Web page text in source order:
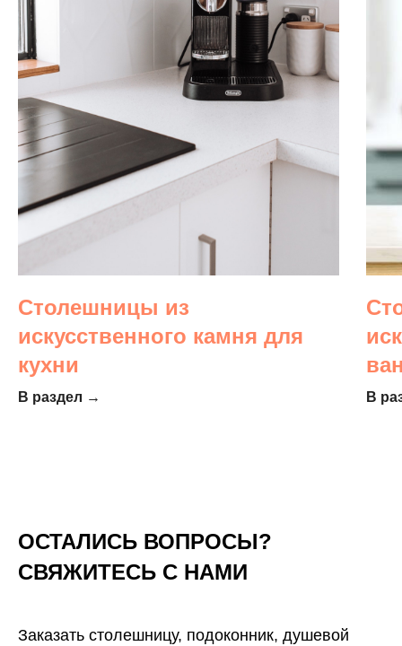
Столешницы из
искусственного камня для
кухни
В раздел → В
ОСТАЛИСЬ ВОПРОСЫ?
СВЯЖИТЕСЬ С НАМИ
Заказать столешницу, подоконник, душевой